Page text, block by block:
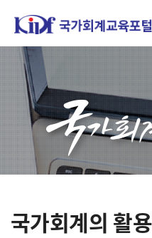
홈페이지가 새롭게 개편
한국조세재정연구원홈
국가회계의 활